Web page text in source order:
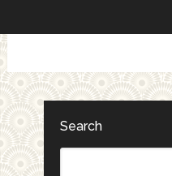
Search